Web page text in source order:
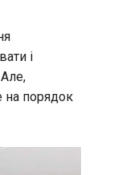
і
на порядок